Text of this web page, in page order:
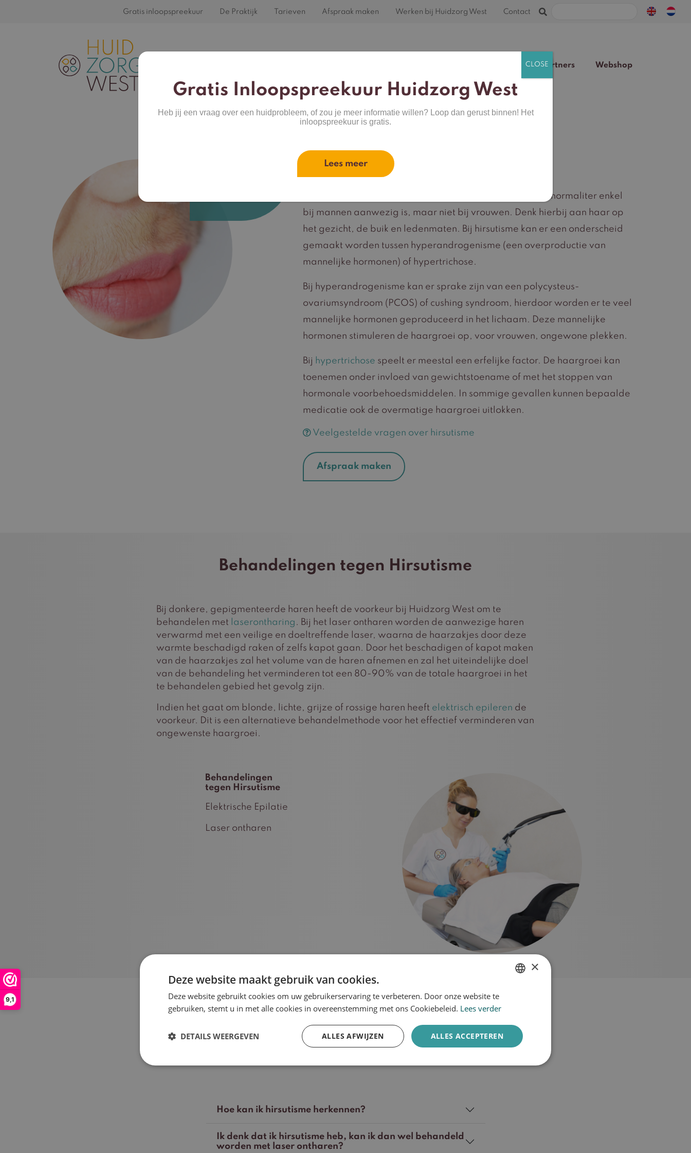
9,1
Gratis inloopspreekuur De Praktijk Tarieven Afspraak maken Werken bij Huidzorg West Contact
Zoeken
Partners Webshop
Hirsutisme
Bij hirsutisme is er sprake van haargroei op plaatsen die normaliter enkel
bij mannen aanwezig is, maar niet bij vrouwen. Denk hierbij aan haar op
het gezicht, de buik en ledenmaten. Bij hirsutisme kan er een onderscheid
gemaakt worden tussen hyperandrogenisme (een overproductie van
mannelijke hormonen) of hypertrichose.
Bij hyperandrogenisme kan er sprake zijn van een polycysteus-
ovariumsyndroom (PCOS) of cushing syndroom, hierdoor worden er te veel
mannelijke hormonen geproduceerd in het lichaam. Deze mannelijke
hormonen stimuleren de haargroei op, voor vrouwen, ongewone plekken.
Bij hypertrichose speelt er meestal een erfelijke factor. De haargroei kan
toenemen onder invloed van gewichtstoename of met het stoppen van
hormonale voorbehoedsmiddelen. In sommige gevallen kunnen bepaalde
medicatie ook de overmatige haargroei uitlokken.
Veelgestelde vragen over hirsutisme
Afspraak maken
Behandelingen tegen Hirsutisme
Bij donkere, gepigmenteerde haren heeft de voorkeur bij Huidzorg West om te
behandelen met
laserontharing . Bij het laser ontharen worden de aanwezige haren
verwarmd met een veilige en doeltreffende laser, waarna de haarzakjes door deze
warmte beschadigd raken of zelfs kapot gaan. Door het beschadigen of kapot maken
van de haarzakjes zal het volume van de haren afnemen en zal het uiteindelijke doel
van de behandeling het verminderen tot een 80-90% van de totale haargroei in het
te behandelen gebied het gevolg zijn.
Indien het gaat om blonde, lichte, grijze of rossige haren heeft elektrisch epileren de
voorkeur. Dit is een alternatieve behandelmethode voor het effectief verminderen van
ongewenste haargroei.
Behandelingen
tegen Hirsutisme
Elektrische Epilatie
Laser ontharen
Veelgestelde vragen
Hoe kan ik hirsutisme herkennen?
Ik denk dat ik hirsutisme heb, kan ik dan wel behandeld
worden met laser ontharen?
Gratis Inloopspreekuur Huidzorg West
Heb jij een vraag over een huidprobleem, of zou je meer informatie willen? Loop dan gerust binnen! Het
inloopspreekuur is gratis.
Lees meer
×
Deze website maakt gebruik van cookies.
Deze website gebruikt cookies om uw gebruikerservaring te verbeteren. Door onze website te
gebruiken, stemt u in met alle cookies in overeenstemming met ons Cookiebeleid. Lees verder
ALLES ACCEPTEREN
ALLES AFWIJZEN
DETAILS WEERGEVEN